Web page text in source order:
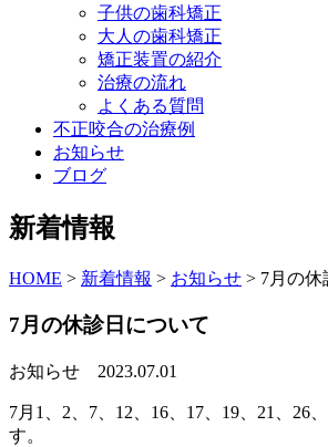
子供の歯科矯正
大人の歯科矯正
矯正装置の紹介
治療の流れ
よくある質問
不正咬合の治療例
お知らせ
ブログ
新着情報
HOME > 新着情報 > お知らせ > 7月の休
7月の休診日について
お知らせ 2023.07.01
7月1、2、7、12、16、17、19、21、26
す。